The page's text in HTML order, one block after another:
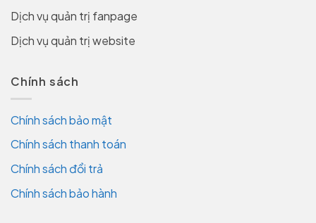
Dịch vụ quản trị fanpage
Dịch vụ quản trị website
Chính sách
Chính sách bảo mật
Chính sách thanh toán
Chính sách đổi trả
Chính sách bảo hành